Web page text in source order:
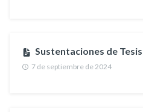
7 de septiembre de 2024
Sustentaciones de